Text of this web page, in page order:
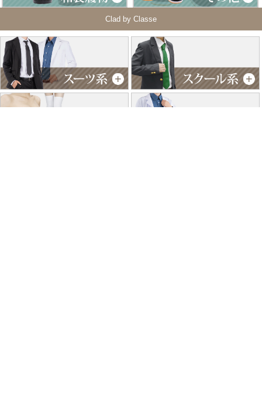
Clad by Classe